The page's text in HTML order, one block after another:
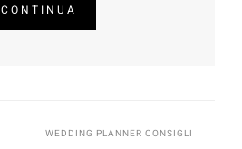
CONTINUA
WEDDING PLANNER CONSIGLI